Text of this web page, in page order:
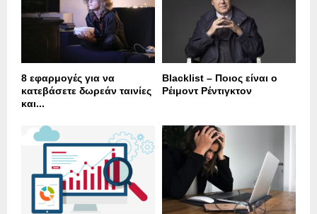
8 εφαρμογές για να
κατεβάσετε δωρεάν ταινίες
και...
Blacklist – Ποιος είναι ο
Ρέιμοντ Ρέντιγκτον